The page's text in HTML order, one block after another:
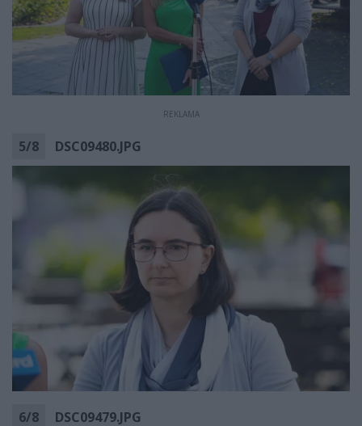
REKLAMA
5/8 DSC09480.JPG
6/8 DSC09479.JPG